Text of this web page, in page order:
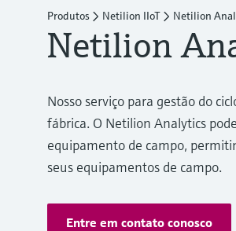
Produtos Netilion IIoT Netilion
Netilion
Nosso serviço para gestão do
fábrica. O Netilion Analytics
equipamento de campo,
seus equipamentos de campo.
Entre em contato conosco